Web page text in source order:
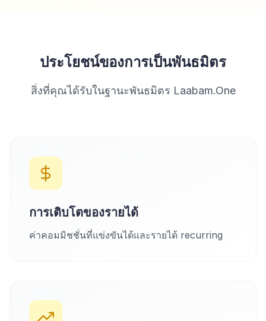
ประโยชน์ของการเป็นพันธมิตร
สิ่งที่คุณได้รับในฐานะพันธมิตร Laabam.One
การเติบโตของรายได้
ค่าคอมมิชชั่นที่แข่งขันได้และรายได้ recurring